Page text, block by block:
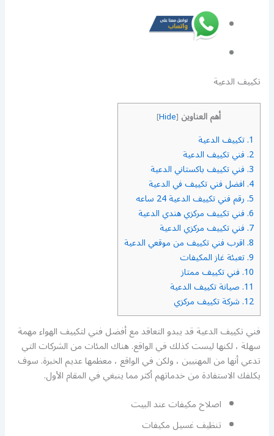
تكييف الدعية
أهم العناوين [
Hide
]
1. تكييف الدعية
2. فني تكييف الدعية
3. فني تكييف باكستاني الدعية
4. افضل فني تكييف في الدعية
5. رقم فني تكييف الدعية 24 ساعه
6. فني تكييف مركزي هندي الدعية
7. فني تكييف مركزي الدعية
8. اقرب فني تكييف من موقعي الدعية
9. تعبئة غاز المكيفات
10. فني تكييف ممتاز
11. صيانة تكييف الدعية
12. شركة تكييف مركزي
فني تكييف الدعية قد يبدو التعاقد مع أفضل فني لتكييف الهواء مهمة
سهلة ، لكنها ليست كذلك في الواقع. هناك المئات من الشركات التي
تدعي أنها من المهنيين ، ولكن في الواقع ، معظمها عديم الخبرة. سوف
يكلفك الاستفادة من خدماتهم أكثر مما ينبغي في المقام الأول.
اصلاح مكيفات عند البيت
تنظيف غسيل مكيفات